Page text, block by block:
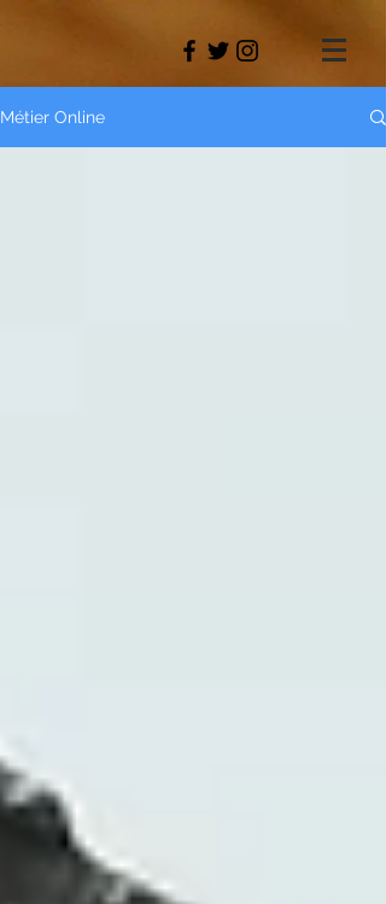
Métier Online